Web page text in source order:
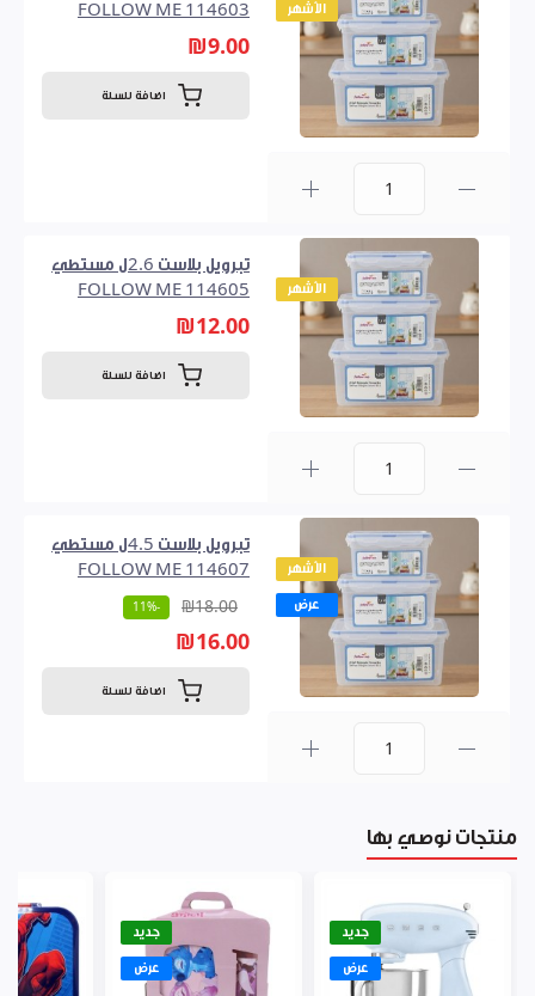
الأشهر
FOLLOW ME 114603
₪9.00
اضافة للسلة
الأشهر
تبرويل بلاست 2.6ل مستطي
FOLLOW ME 114605
₪12.00
اضافة للسلة
الأشهر
عرض
تبرويل بلاست 4.5ل مستطي
FOLLOW ME 114607
₪18.00
-11%
₪16.00
اضافة للسلة
منتجات نوصي بها
جديد
عرض
جديد
عرض